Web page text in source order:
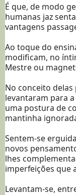
É que, de modo
humanas jaz
vantagens
Ao toque do
modificam, no
Mestre ou
No conceito
levantaram para
uma postura de
mantinha
Sentem-se
novos
lhes
imperfeições que
Levantam-se,